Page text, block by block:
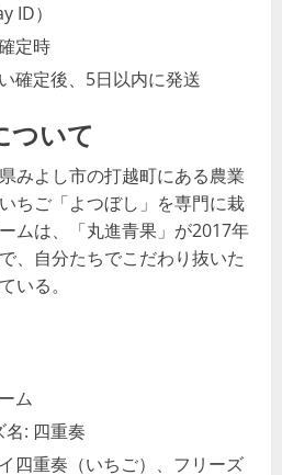
ID）
定時
確定後、5日以内に発送
ついて
みよし市の打越町にある農業
ちご「よつぼし」を専門に栽
ムは、「丸進青果」が2017年
、自分たちでこだわり抜いた
いる。
ム
: 四重奏
四重奏（いちご）、フリーズ